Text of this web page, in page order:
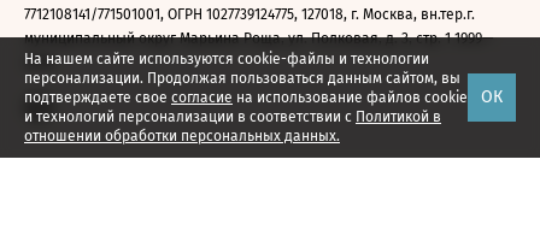
На нашем сайте используются cookie-файлы и технологии
персонализации. Продолжая пользоваться данным сайтом, вы
подтверждаете свое согласие на использование файлов cookie
и технологий персонализации в соответствии с Политикой в
отношении обработки персональных данных.
ОК
7712108141/771501001, ОГРН 1027739124775, 127018, г. Москва, вн.тер.г.
муниципальный округ Марьина Роща, ул. Полковая, д. 3, стр. 1 1999—
2026